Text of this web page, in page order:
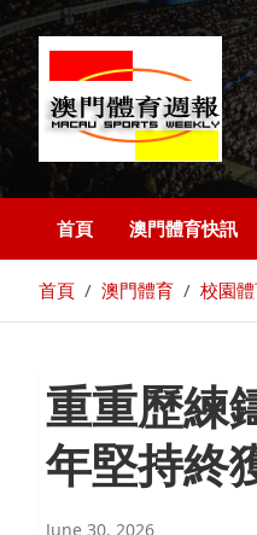
首頁 澳門體育快訊
首頁 澳門體育 校園
重重歷練
年堅持終
June 30, 2026